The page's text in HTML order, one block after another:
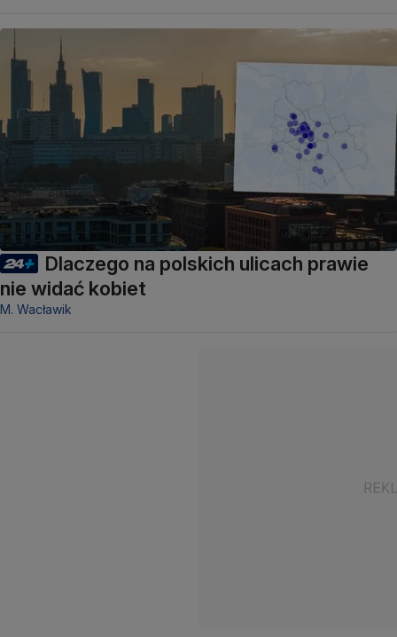
Dlaczego na polskich ulicach prawie
nie widać kobiet
M. Wacławik